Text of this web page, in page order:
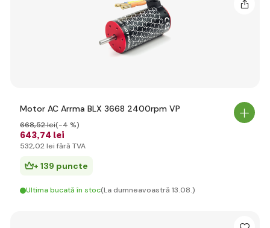
Motor AC Arrma BLX 3668 2400rpm VP
643,74 lei
668,52 lei(-4 %)
532,02 lei fără TVA
+ 139 puncte
Ultima bucată în stoc(La dumneavoastră 13.08.)